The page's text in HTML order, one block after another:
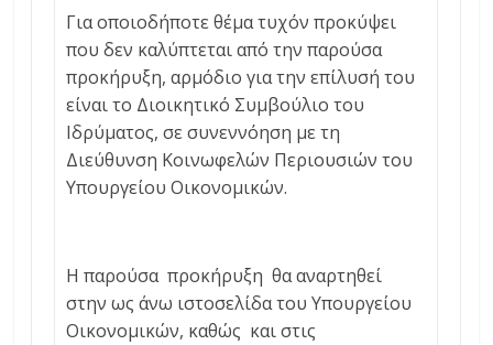
Για οποιοδήποτε θέμα τυχόν προκύψει
που δεν καλύπτεται από την παρούσα
προκήρυξη, αρμόδιο για την επίλυσή του
είναι το Διοικητικό Συμβούλιο του
Ιδρύματος, σε συνεννόηση με τη
Διεύθυνση Κοινωφελών Περιουσιών του
Υπουργείου Οικονομικών.
Η παρούσα προκήρυξη θα αναρτηθεί
στην ως άνω ιστοσελίδα του Υπουργείου
Οικονομικών, καθώς και στις